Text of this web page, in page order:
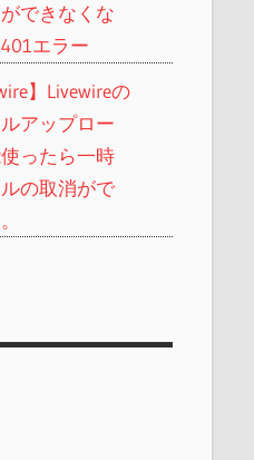
できなくな
エラー
】Livewireの
アップロー
使ったら一時
の取消がで